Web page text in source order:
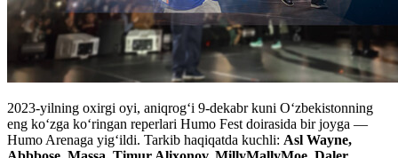
2023-yilning oxirgi oyi, aniqrog‘i 9-dekabr kuni O‘zbekistonning
eng ko‘zga ko‘ringan reperlari Humo Fest doirasida bir joyga —
Humo Arenaga yig‘ildi. Tarkib haqiqatda kuchli: Asl Wayne,